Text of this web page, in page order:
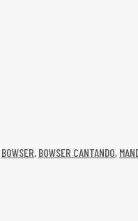
BOWSER, BOWSER CANTANDO,